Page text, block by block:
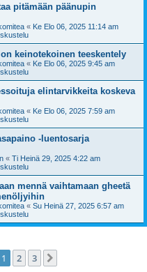
pitämään päänupin
« Ke Elo 06, 2025 11:14 am
keinotekoinen teeskentely
« Ke Elo 06, 2025 9:45 am
elintarvikkeita koskeva
« Ke Elo 06, 2025 7:59 am
-luentosarja
« Ti Heinä 29, 2025 4:22 am
mennä vaihtamaan gheetä
« Su Heinä 27, 2025 6:57 am
1 2 3